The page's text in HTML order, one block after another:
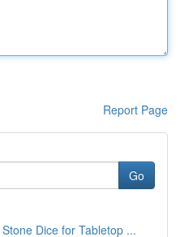
Report Page
Go
Dice for Tabletop ...